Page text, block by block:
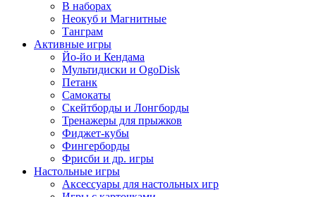
В наборах
Неокуб и Магнитные
Танграм
Активные игры
Йо-йо и Кендама
Мультидиски и OgoDisk
Петанк
Самокаты
Скейтборды и Лонгборды
Тренажеры для прыжков
Фиджет-кубы
Фингерборды
Фрисби и др. игры
Настольные игры
Аксессуары для настольных игр